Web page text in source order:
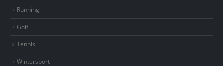
Running
Golf
Tennis
Wintersport